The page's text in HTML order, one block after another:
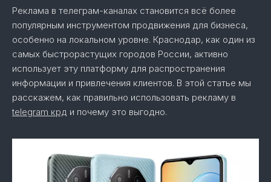
Реклама в телеграм-каналах становится всё более
популярным инструментом продвижения для бизнеса,
особенно на локальном уровне. Краснодар, как один из
самых быстрорастущих городов России, активно
использует эту платформу для распространения
информации и привлечения клиентов. В этой статье мы
расскажем, как правильно использовать рекламу в
telegram крд и почему это выгодно.